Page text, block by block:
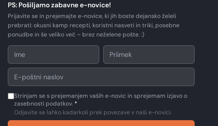
PS: Pošiljamo zabavne e-novice!
Prijavite se in prejemajte e-novice, ki jih boste dejansko želeli
prebrati: okusni kamp recepti, koristni nasveti in triki, posebne
ponudbe in še veliko več – brez neželene pošte. :)
Strinjam se s prejemanjem vaših e-novic in sprejemam izjavo o
zasebnosti podatkov. *
Odjavite se lahko kadarkoli prek povezave v naši e-novici.